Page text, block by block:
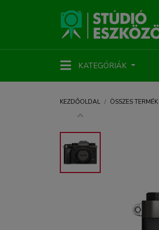
KATEGÓRIÁK
KEZDŐOLDAL ÖSSZES TERMÉK